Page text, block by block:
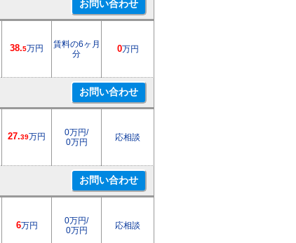
38.5万円
賃料の6ヶ月
分
0万円
27.39万円
0万円/
0万円
応相談
6万円
0万円/
0万円
応相談